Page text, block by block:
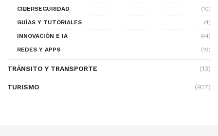
CIBERSEGURIDAD
(10)
GUÍAS Y TUTORIALES
(4)
INNOVACIÓN E IA
(44)
REDES Y APPS
(19)
TRÁNSITO Y TRANSPORTE (13)
TURISMO (917)